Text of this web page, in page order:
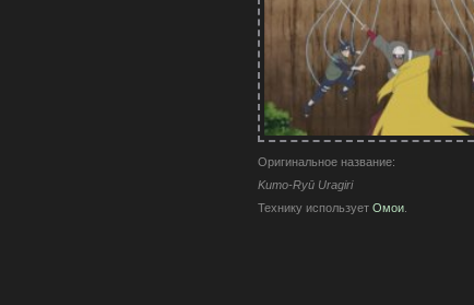
Оригинальное название:
Kumo-Ryū Uragiri
Технику используетОмои.